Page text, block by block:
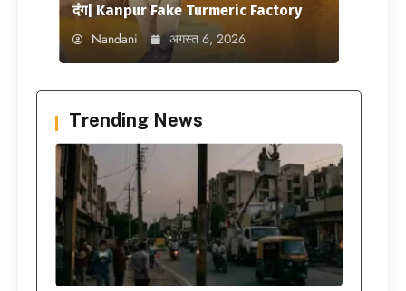
दंग| Kanpur Fake Turmeric Factory
Nandani अगस्त 6, 2026
Trending News